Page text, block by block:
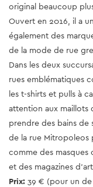
original beaucoup
Ouvert en 2016, il a
également des
de la mode de rue
Dans les deux
rues emblématiques
les t-shirts et pulls à
attention aux maillots
prendre des bains de
de la rue Mitropoleos
comme des masques
et des magazines
Prix: 39 € (pour un